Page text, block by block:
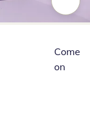
Come
on